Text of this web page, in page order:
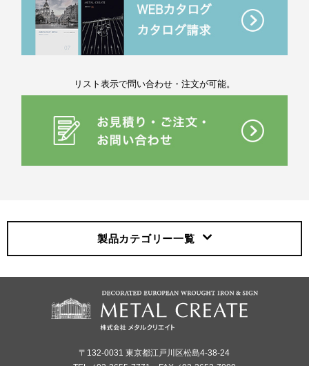
リスト表示で問い合わせ・注文が可能。
製品カテゴリー一覧
〒132-0031 東京都江戸川区松島4-38-24